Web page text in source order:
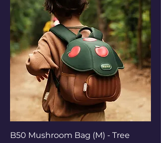
B50 Mushroom Bag (M) - Tree